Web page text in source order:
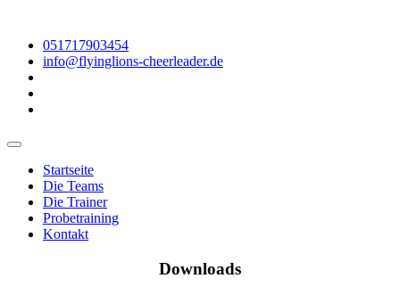
051717903454
info@flyinglions-cheerleader.de
Startseite
Die Teams
Die Trainer
Probetraining
Kontakt
Downloads